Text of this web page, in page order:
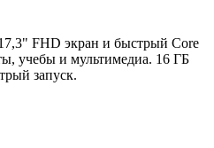
FHD экран и быстрый Core
учебы и мультимедиа. 16 ГБ
запуск.